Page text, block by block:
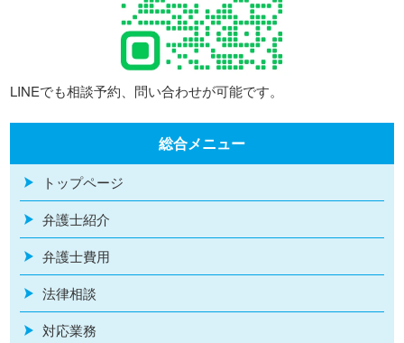
LINEでも相談予約、問い合わせが可能です。
総合メニュー
トップページ
弁護士紹介
弁護士費用
法律相談
対応業務